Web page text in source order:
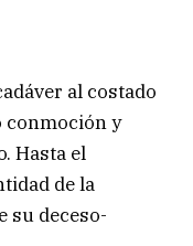
al costado
conmoción y
Hasta el
de la
su deceso-